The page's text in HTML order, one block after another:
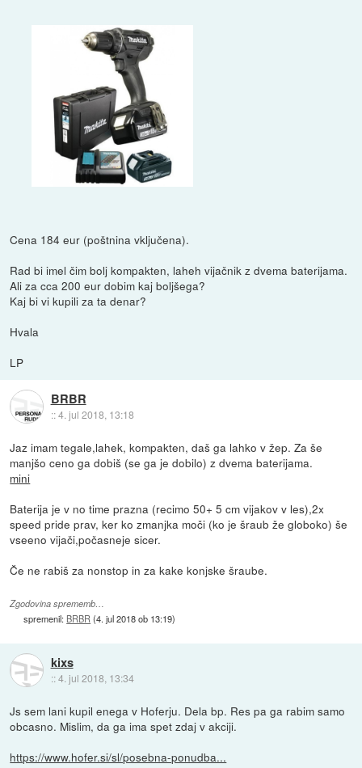
Cena 184 eur (poštnina vključena).
Rad bi imel čim bolj kompakten, laheh vijačnik z dvema baterijama.
Ali za cca 200 eur dobim kaj boljšega?
Kaj bi vi kupili za ta denar?
Hvala
LP
BRBR
::4. jul 2018, 13:18
Jaz imam tegale,lahek, kompakten, daš ga lahko v žep. Za še
manjšo ceno ga dobiš (se ga je dobilo) z dvema baterijama.
mini
Baterija je v no time prazna (recimo 50+ 5 cm vijakov v les),2x
speed pride prav, ker ko zmanjka moči (ko je šraub že globoko) še
vseeno vijači,počasneje sicer.
Če ne rabiš za nonstop in za kake konjske šraube.
Zgodovina sprememb…
spremenil: BRBR (4. jul 2018 ob 13:19)
kixs
::4. jul 2018, 13:34
Js sem lani kupil enega v Hoferju. Dela bp. Res pa ga rabim samo
obcasno. Mislim, da ga ima spet zdaj v akciji.
https://www.hofer.si/sl/posebna-ponudba...